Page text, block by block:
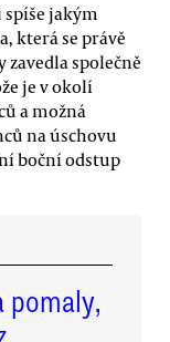
jakým
která se právě
zavedla společně
je v okolí
a možná
na úschovu
boční odstup
pomaly,